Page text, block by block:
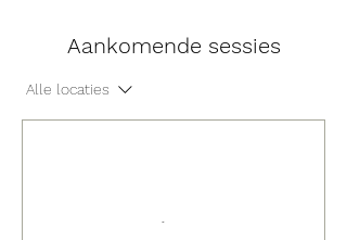
Aankomende sessies
Alle locaties